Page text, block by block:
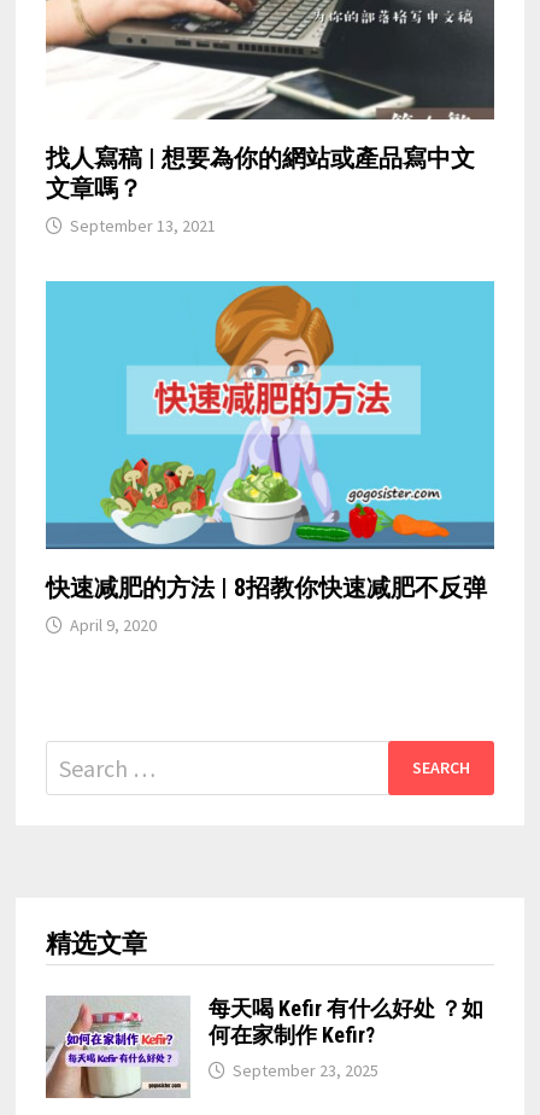
找人寫稿 | 想要為你的網站或產品寫中文
文章嗎？
September 13, 2021
快速减肥的方法 | 8招教你快速减肥不反弹
April 9, 2020
Search
for:
精选文章
每天喝 Kefir 有什么好处 ？如
何在家制作 Kefir?
September 23, 2025